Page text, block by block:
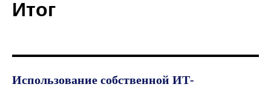
Итог
Использование собственной ИТ-